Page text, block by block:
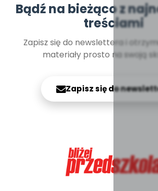
Bądź na bieżąco z
treściami
Zapisz się do newslettera i
materiały prosto na swoją
Zapisz się do